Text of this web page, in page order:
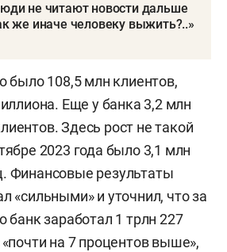
не читают новости дальше
же иначе человеку выжить?..»
было 108,5 млн клиентов,
Еще у банка 3,2 млн
Здесь рост не такой
2023 года было 3,1 млн
Финансовые результаты
«сильными» и уточнил, что за
банк заработал 1 трлн 227
на 7 процентов выше»,